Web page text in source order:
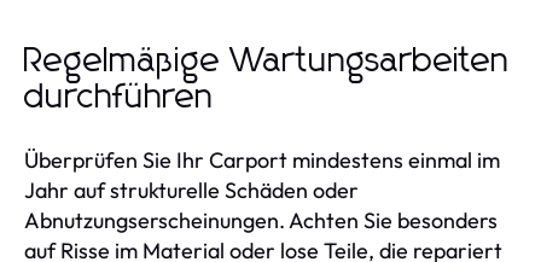
Regelmäßige Wartungsarbeiten
durchführen
Überprüfen Sie Ihr Carport mindestens einmal im
Jahr auf strukturelle Schäden oder
Abnutzungserscheinungen. Achten Sie besonders
auf Risse im Material oder lose Teile, die repariert